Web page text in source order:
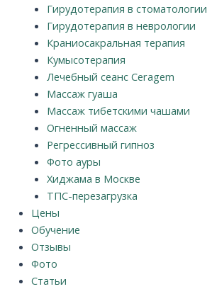
Гирудотерапия в стоматологии
Гирудотерапия в неврологии
Краниосакральная терапия
Кумысотерапия
Лечебный сеанс Ceragem
Массаж гуаша
Массаж тибетскими чашами
Огненный массаж
Регрессивный гипноз
Фото ауры
Хиджама в Москве
ТПС-перезагрузка
Цены
Обучение
Отзывы
Фото
Статьи